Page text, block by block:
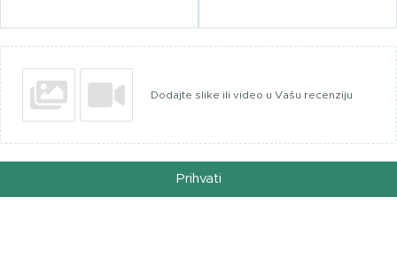
Dodajte slike ili video u Vašu recenziju
Prihvati